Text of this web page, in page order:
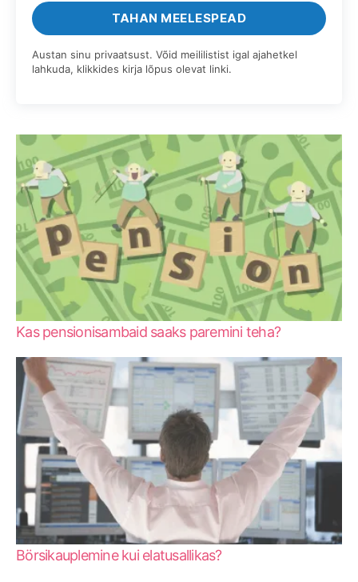
TAHAN MEELESPEAD
Austan sinu privaatsust. Võid meililistist igal ajahetkel
lahkuda, klikkides kirja lõpus olevat linki.
Kas pensionisambaid saaks paremini teha?
Börsikauplemine kui elatusallikas?